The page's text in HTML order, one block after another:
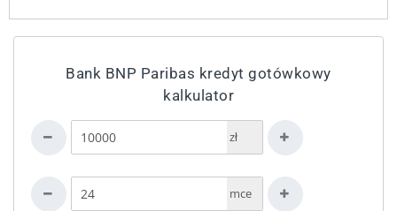
Bank BNP Paribas kredyt gotówkowy
kalkulator
zł
mce